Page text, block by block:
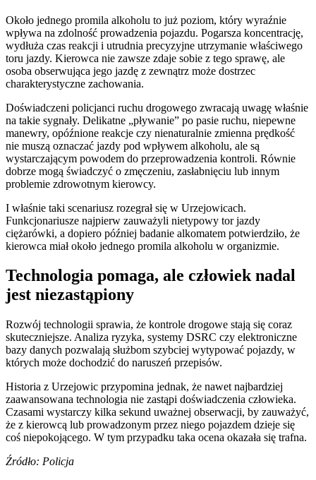
Około jednego promila alkoholu to już poziom, który wyraźnie
wpływa na zdolność prowadzenia pojazdu. Pogarsza koncentrację,
wydłuża czas reakcji i utrudnia precyzyjne utrzymanie właściwego
toru jazdy. Kierowca nie zawsze zdaje sobie z tego sprawę, ale
osoba obserwująca jego jazdę z zewnątrz może dostrzec
charakterystyczne zachowania.
Doświadczeni policjanci ruchu drogowego zwracają uwagę właśnie
na takie sygnały. Delikatne „pływanie” po pasie ruchu, niepewne
manewry, opóźnione reakcje czy nienaturalnie zmienna prędkość
nie muszą oznaczać jazdy pod wpływem alkoholu, ale są
wystarczającym powodem do przeprowadzenia kontroli. Równie
dobrze mogą świadczyć o zmęczeniu, zasłabnięciu lub innym
problemie zdrowotnym kierowcy.
I właśnie taki scenariusz rozegrał się w Urzejowicach.
Funkcjonariusze najpierw zauważyli nietypowy tor jazdy
ciężarówki, a dopiero później badanie alkomatem potwierdziło, że
kierowca miał około jednego promila alkoholu w organizmie.
Technologia pomaga, ale człowiek nadal
jest niezastąpiony
Rozwój technologii sprawia, że kontrole drogowe stają się coraz
skuteczniejsze. Analiza ryzyka, systemy DSRC czy elektroniczne
bazy danych pozwalają służbom szybciej wytypować pojazdy, w
których może dochodzić do naruszeń przepisów.
Historia z Urzejowic przypomina jednak, że nawet najbardziej
zaawansowana technologia nie zastąpi doświadczenia człowieka.
Czasami wystarczy kilka sekund uważnej obserwacji, by zauważyć,
że z kierowcą lub prowadzonym przez niego pojazdem dzieje się
coś niepokojącego. W tym przypadku taka ocena okazała się trafna.
Źródło: Policja